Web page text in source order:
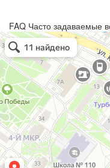
FAQ Часто задаваемые
Pro. Цветы
Магазин цветов в Нижнем
Доставка цветов и букетов в